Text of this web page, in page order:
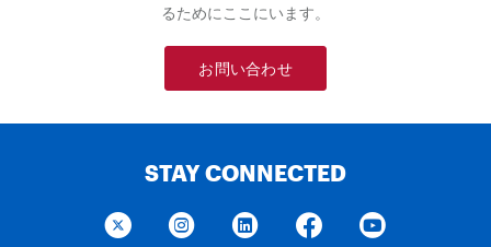
るためにここにいます。
お問い合わせ
STAY CONNECTED